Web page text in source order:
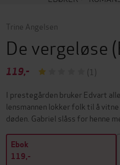
Trine Angelsen
De vergeløse
119,-
(1)
I prestegården bruker Edvart
lensmannen lokker folk til å
døden. Gabriel slåss for henne
Ebok
119,-